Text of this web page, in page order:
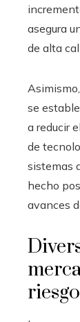
asegura
de alta
se
a reducir
de
sistemas
hecho
avances